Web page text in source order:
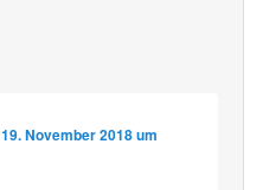
19. November 2018 um